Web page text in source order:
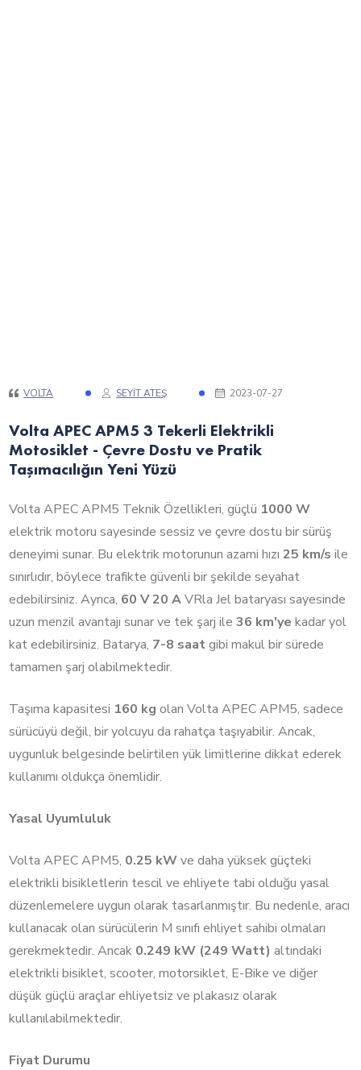
VOLTA SEYIT ATEŞ 2023-07-27
Volta APEC APM5 3 Tekerli Elektrikli
Motosiklet - Çevre Dostu ve Pratik
Taşımacılığın Yeni Yüzü
Volta APEC APM5 Teknik Özellikleri, güçlü 1000 W
elektrik motoru sayesinde sessiz ve çevre dostu bir sürüş
deneyimi sunar. Bu elektrik motorunun azami hızı25 km/s ile
sınırlıdır, böylece trafikte güvenli bir şekilde seyahat
edebilirsiniz. Ayrıca, 60 V 20 AVRla Jel bataryası sayesinde
uzun menzil avantajı sunar ve tek şarj ile36 km'ye kadar yol
kat edebilirsiniz. Batarya, 7-8 saatgibi makul bir sürede
tamamen şarj olabilmektedir.
Taşıma kapasitesi 160 kg olan Volta APEC APM5, sadece
sürücüyü değil, bir yolcuyu da rahatça taşıyabilir. Ancak,
uygunluk belgesinde belirtilen yük limitlerine dikkat ederek
kullanımı oldukça önemlidir.
Yasal Uyumluluk
Volta APEC APM5, 0.25 kWve daha yüksek güçteki
elektrikli bisikletlerin tescil ve ehliyete tabi olduğu yasal
düzenlemelere uygun olarak tasarlanmıştır. Bu nedenle, aracı
kullanacak olan sürücülerin M sınıfı ehliyet sahibi olmaları
gerekmektedir. Ancak 0.249 kW (249 Watt) altındaki
elektrikli bisiklet, scooter, motorsiklet, E-Bike ve diğer
düşük güçlü araçlar ehliyetsiz ve plakasız olarak
kullanılabilmektedir.
Fiyat Durumu